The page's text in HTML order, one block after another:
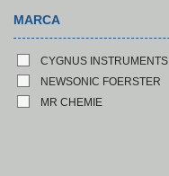
MARCA
CYGNUS INSTRUMENTS
NEWSONIC FOERSTER
MR CHEMIE